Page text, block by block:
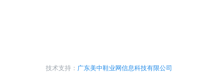
技术支持： 广东美中鞋业网信息科技有限公司